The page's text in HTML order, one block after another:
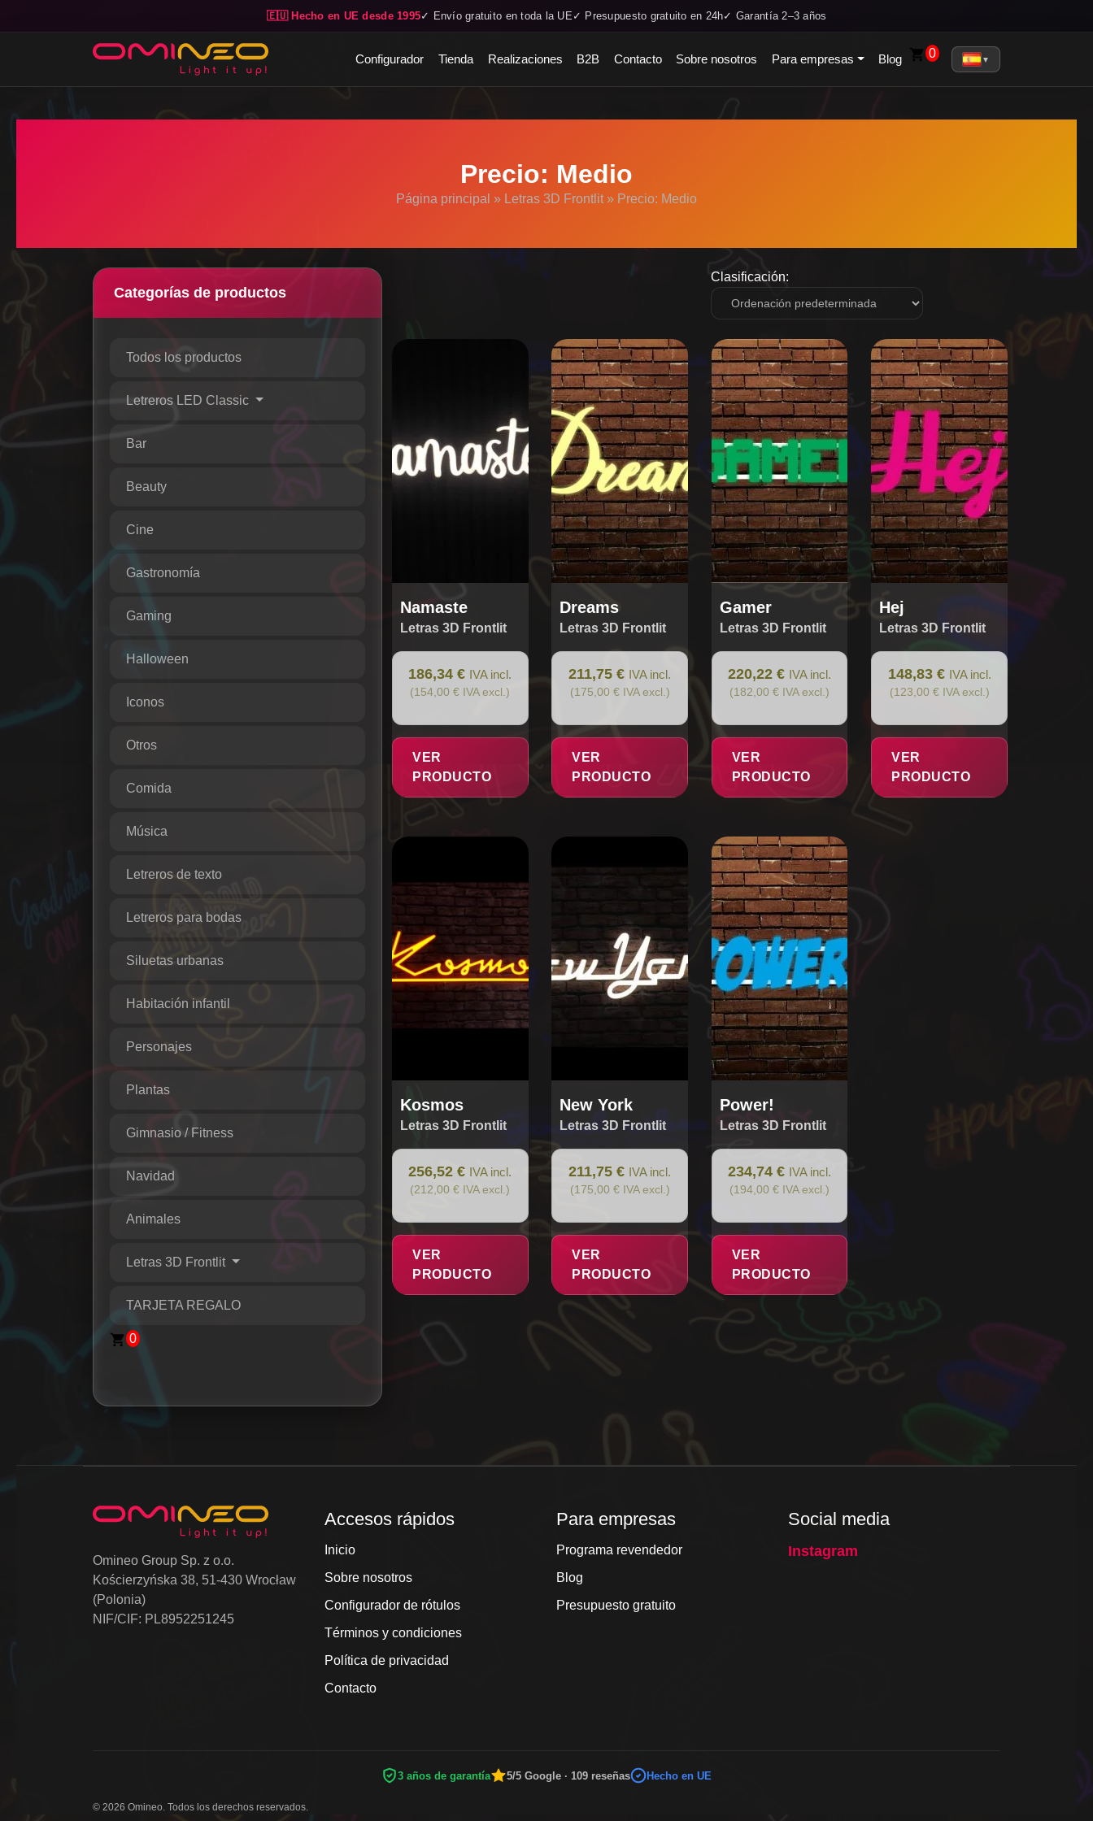
🇪🇺 Hecho en UE desde 1995✓ Envío gratuito en toda la UE ✓ Presupuesto gratuito en 24h✓ Garantía 2–3 años
Skip to main content
Configurador Tienda Realizaciones B2B Contacto Sobre nosotros Para empresas Blog 0 ▼
Precio: Medio
Página principal » Letras 3D Frontlit» Precio: Medio
Categorías de productos
Todos los productos
Letreros LED Classic
Bar
Beauty
Cine
Gastronomía
Gaming
Halloween
Iconos
Otros
Comida
Música
Letreros de texto
Letreros para bodas
Siluetas urbanas
Habitación infantil
Personajes
Plantas
Gimnasio / Fitness
Navidad
Animales
Letras 3D Frontlit
TARJETA REGALO
0
Clasificación:
Namaste
Letras 3D Frontlit
186,34 € IVA incl.
(154,00 € IVA excl.)
VER
PRODUCTO
Dreams
Letras 3D Frontlit
211,75 € IVA incl.
(175,00 € IVA excl.)
VER
PRODUCTO
Gamer
Letras 3D Frontlit
220,22 € IVA incl.
(182,00 € IVA excl.)
VER
PRODUCTO
Hej
Letras 3D Frontlit
148,83 € IVA incl.
(123,00 € IVA excl.)
VER
PRODUCTO
Kosmos
Letras 3D Frontlit
256,52 € IVA incl.
(212,00 € IVA excl.)
VER
PRODUCTO
New York
Letras 3D Frontlit
211,75 € IVA incl.
(175,00 € IVA excl.)
VER
PRODUCTO
Power!
Letras 3D Frontlit
234,74 € IVA incl.
(194,00 € IVA excl.)
VER
PRODUCTO
Omineo Group Sp. z o.o.
Kościerzyńska 38, 51-430 Wrocław
(Polonia)
NIF/CIF: PL8952251245
Accesos rápidos
Inicio
Sobre nosotros
Configurador de rótulos
Términos y condiciones
Política de privacidad
Contacto
Para empresas
Programa revendedor
Blog
Presupuesto gratuito
Social media
Instagram
3 años de garantía 5/5 Google · 109 reseñas Hecho en UE
© 2026 Omineo. Todos los derechos reservados.